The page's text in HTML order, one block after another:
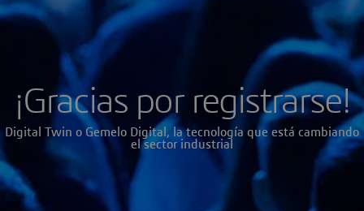
¡Gracias por registrarse!
Digital Twin o Gemelo Digital, la tecnología que está cambiando
el sector industrial